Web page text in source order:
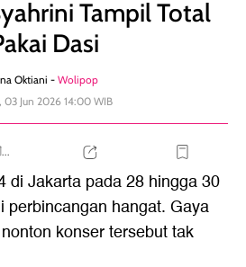
Tampil Total
Dasi
Oktiani - Wolipop
03 Jun 2026 14:00 WIB
...
di Jakarta pada 28 hingga 30
perbincangan hangat. Gaya
konser tersebut tak